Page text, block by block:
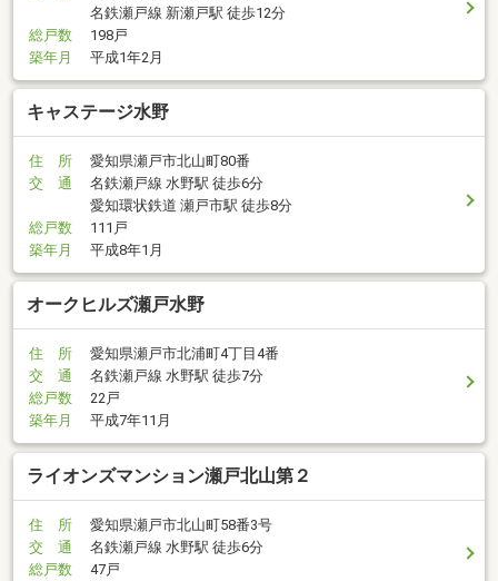
名鉄瀬戸線 新瀬戸駅 徒歩12分
総戸数
198戸
築年月
平成1年2月
キャステージ水野
住 所
愛知県瀬戸市北山町80番
交 通
名鉄瀬戸線 水野駅 徒歩6分
愛知環状鉄道 瀬戸市駅 徒歩8分
総戸数
111戸
築年月
平成8年1月
オークヒルズ瀬戸水野
住 所
愛知県瀬戸市北浦町4丁目4番
交 通
名鉄瀬戸線 水野駅 徒歩7分
総戸数
22戸
築年月
平成7年11月
ライオンズマンション瀬戸北山第２
住 所
愛知県瀬戸市北山町58番3号
交 通
名鉄瀬戸線 水野駅 徒歩6分
総戸数
47戸